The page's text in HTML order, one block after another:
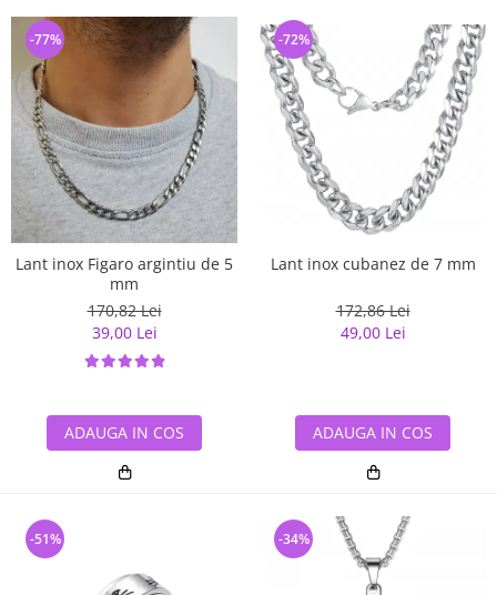
Lant inox Figaro argintiu de 5
mm
170,82 Lei
39,00 Lei
-77%
ADAUGA IN COS
Lant inox cubanez de 7 mm
172,86 Lei
49,00 Lei
-72%
ADAUGA IN COS
-51% -34%